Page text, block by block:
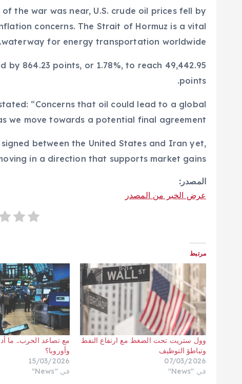
the war was near, U.S. crude oil prices fell by
concerns. The Strait of Hormuz is a vital
waterway for energy transportation worldwide.
by 864.23 points, or 1.78%, to reach 49,442.95
points.
“Concerns that oil could lead to a global
we move towards a potential final agreement.”
between the United States and Iran yet,
in a direction that supports market gains.”
المصدر:
عرض الخبر من المصدر
مرتبط
وول ستريت تحت الضغط مع ارتفاع النفط
وتباطؤ التوظيف
07/03/2026
في "News"
مع تصاعد الحرب.. ما
وأوروبا؟
15/03/2026
في "News"